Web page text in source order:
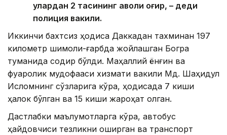
улардан 2 тасининг аҳволи оғир, – деди
полиция вакили.
Иккинчи бахтсиз ҳодиса Даккадан тахминан 197
километр шимоли-ғарбда жойлашган Богра
туманида содир бўлди. Маҳаллий ёнғин ва
фуқаролик мудофааси хизмати вакили Мд. Шаҳидул
Исломнинг сўзларига кўра, ҳодисада 7 киши
ҳалок бўлган ва 15 киши жароҳат олган.
Дастлабки маълумотларга кўра, автобус
ҳайдовчиси тезликни оширган ва транспорт